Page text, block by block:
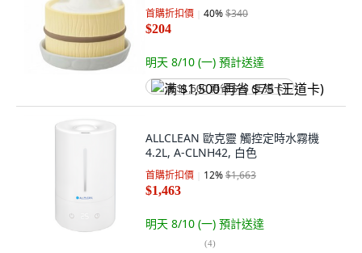
首購折扣價 40%$340
$204
明天 8/10 (一) 預計送達
满 $1,500 再省 $75 (王道卡)
ALLCLEAN 歐克靈 觸控定時水霧機
4.2L, A-CLNH42, 白色
首購折扣價 12%$1,663
$1,463
明天 8/10 (一) 預計送達
(4)